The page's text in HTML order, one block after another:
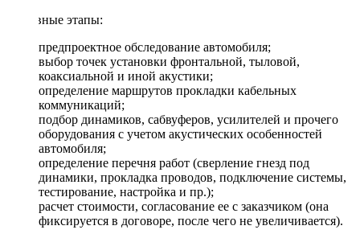
Основные этапы:
предпроектное обследование автомобиля;
выбор точек установки фронтальной, тыловой,
коаксиальной и иной акустики;
определение маршрутов прокладки кабельных
коммуникаций;
подбор динамиков, сабвуферов, усилителей и прочего
оборудования с учетом акустических особенностей
автомобиля;
определение перечня работ (сверление гнезд под
динамики, прокладка проводов, подключение системы,
тестирование, настройка и пр.);
расчет стоимости, согласование ее с заказчиком (она
фиксируется в договоре, после чего не увеличивается).